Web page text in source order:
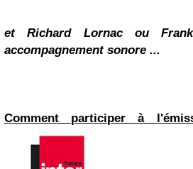
etRichard Lornacou
accompagnement sonore ...
Comment participer à